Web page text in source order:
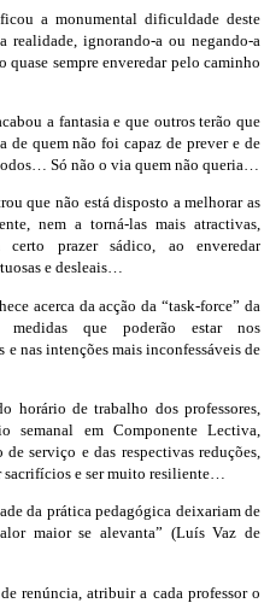
a monumental dificuldade deste
ignorando-a ou negando-a
sempre enveredar pelo caminho
a fantasia e que outros terão que
de quem não foi capaz de prever e de
Só não o via quem não queria…
que não está disposto a melhorar as
nem a torná-las mais atractivas,
certo prazer sádico, ao enveredar
e desleais…
acerca da acção da “task-force” da
medidas que poderão estar nos
e nas intenções mais inconfessáveis de
horário de trabalho dos professores,
semanal em Componente Lectiva,
serviço e das respectivas reduções,
sacrifícios e ser muito resiliente…
da prática pedagógica deixariam de
maior se alevanta” (Luís Vaz de
renúncia, atribuir a cada professor o